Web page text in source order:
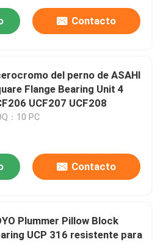
Contacto
del perno de ASAHI
Flange Bearing Unit 4
UCF207 UCF208
：10 PC
Contacto
Plummer Pillow Block
UCP 316 resistente para